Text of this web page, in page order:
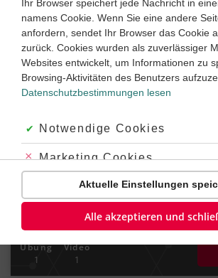
Physikalische Grundlagen – die
Dichte
Übung
1
Video
1
Ihr Browser speichert jede Nachricht in
namens Cookie. Wenn Sie eine andere
anfordern, sendet Ihr Browser das Cookie
zurück. Cookies wurden als zuverlässiger
Websites entwickelt, um Informationen zu
Browsing-Aktivitäten des Benutzers
Datenschutzbestimmungen lesen
Akzeptiert:
Notwendige Cookies
Abgelehnt:
Marketing Cookies
Abgelehnt:
Personalisierungs-Cookies
Aktuelle Einstellungen
Alle akzeptieren und